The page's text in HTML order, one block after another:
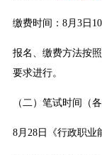
缴费时间：8月3日
报名、缴费方法按
要求进行。
（二）笔试时间（
8月28日《行政职业